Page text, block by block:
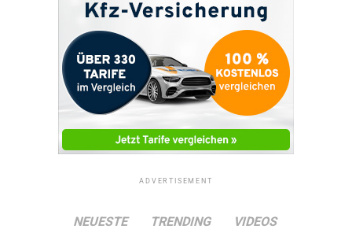
ADVERTISEMENT
NEUESTE TRENDING VIDEOS